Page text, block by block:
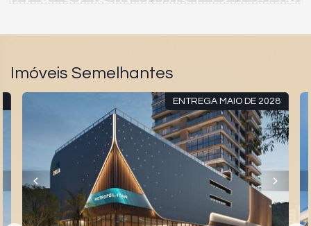
Imóveis Semelhantes
ENTREGA MAIO DE 2028